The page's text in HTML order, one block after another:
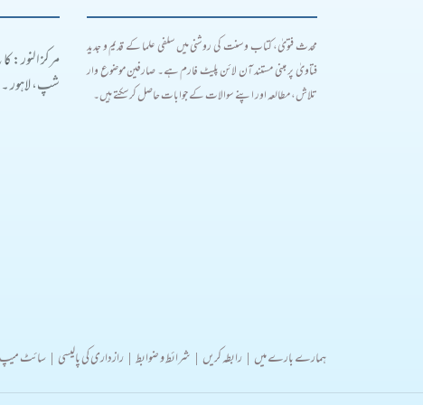
محدث فتویٰ، کتاب و سنت کی روشنی میں سلفی علما کے قدیم و جدید
فتاویٰ پر مبنی مستند آن لائن پلیٹ فارم ہے۔ صارفین موضوع وار
تلاش، مطالعہ اور اپنے سوالات کے جوابات حاصل کر سکتے ہیں۔
مرکز النور:
شپ، لاہور ۔
ہمارے بارے میں | رابطہ کریں | شرائط و ضوابط | رازداری کی پالیسی | سائٹ میپ